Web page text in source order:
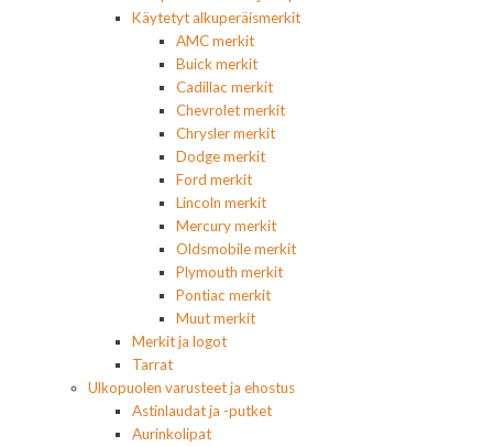
Käytetyt alkuperäismerkit
AMC merkit
Buick merkit
Cadillac merkit
Chevrolet merkit
Chrysler merkit
Dodge merkit
Ford merkit
Lincoln merkit
Mercury merkit
Oldsmobile merkit
Plymouth merkit
Pontiac merkit
Muut merkit
Merkit ja logot
Tarrat
Ulkopuolen varusteet ja ehostus
Astinlaudat ja -putket
Aurinkolipat